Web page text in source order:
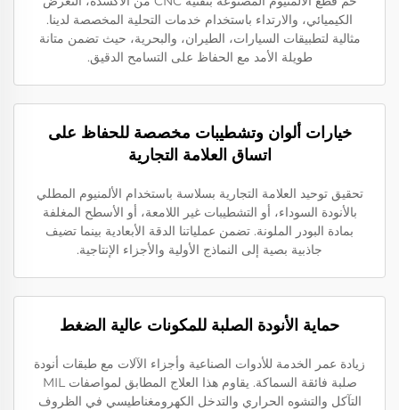
الكيميائي، والارتداء باستخدام خدمات التحلية المخصصة لدينا.
مثالية لتطبيقات السيارات، الطيران، والبحرية، حيث تضمن متانة
طويلة الأمد مع الحفاظ على التسامح الدقيق.
خيارات ألوان وتشطيبات مخصصة للحفاظ على
اتساق العلامة التجارية
تحقيق توحيد العلامة التجارية بسلاسة باستخدام الألمنيوم المطلي
بالأنودة السوداء، أو التشطيبات غير اللامعة، أو الأسطح المغلفة
بمادة البودر الملونة. تضمن عملياتنا الدقة الأبعادية بينما تضيف
جاذبية بصية إلى النماذج الأولية والأجزاء الإنتاجية.
حماية الأنودة الصلبة للمكونات عالية الضغط
زيادة عمر الخدمة للأدوات الصناعية وأجزاء الآلات مع طبقات أنودة
صلبة فائقة السماكة. يقاوم هذا العلاج المطابق لمواصفات MIL
التآكل والتشوه الحراري والتدخل الكهرومغناطيسي في الظروف